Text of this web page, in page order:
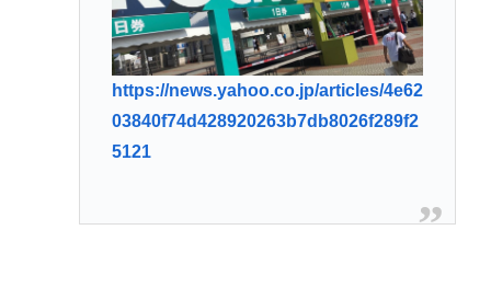
https://news.yahoo.co.jp/articles/4e62
03840f74d428920263b7db8026f289f2
5121